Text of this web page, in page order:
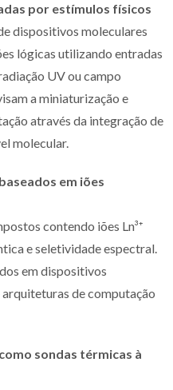
por estímulos físicos
dispositivos moleculares
lógicas utilizando entradas
UV ou campo
a miniaturização e
através da integração de
molecular.
em iões
contendo iões Ln³⁺
e seletividade espectral.
em dispositivos
de computação
sondas térmicas à